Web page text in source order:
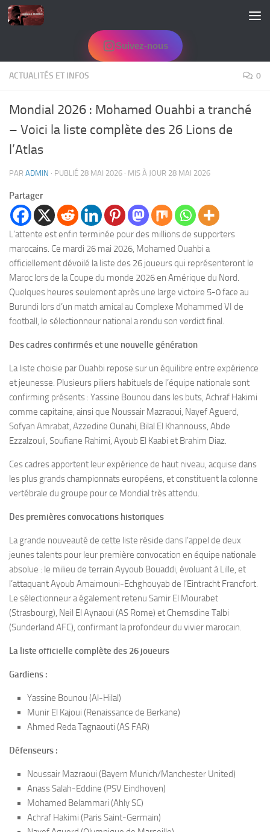
Skip to content
Suivez-nous
ACTUALITÉS ET INFOS 0
Mondial 2026 : Mohamed Ouahbi a tranché
– Voici la liste complète des 26 Lions de
l’Atlas
PAR ADMIN · PUBLIÉ 28 MAI 2026 · MIS À JOUR 28 MAI 2026
Partager
L’attente est enfin terminée pour des millions de supporters
marocains. Ce mardi 26 mai 2026, Mohamed Ouahbi a
officiellement dévoilé la liste des 26 joueurs qui représenteront le
Maroc lors de la Coupe du monde 2026 en Amérique du Nord.
Quelques heures seulement après une large victoire 5-0 face au
Burundi lors d’un match amical au Complexe Mohammed VI de
football, le sélectionneur national a rendu son verdict final.
Des cadres confirmés et une nouvelle génération
La liste choisie par Ouahbi repose sur un équilibre entre expérience
et jeunesse. Plusieurs piliers habituels de l’équipe nationale sont
confirming présents : Yassine Bounou dans les buts, Achraf Hakimi
comme capitaine, ainsi que Noussair Mazraoui, Nayef Aguerd,
Sofyan Amrabat, Azzedine Ounahi, Bilal El Khannouss, Abde
Ezzalzouli, Soufiane Rahimi, Ayoub El Kaabi et Brahim Diaz.
Ces cadres apportent leur expérience de haut niveau, acquise dans
les plus grands championnats européens, et constituent la colonne
vertébrale du groupe pour ce Mondial très attendu.
Des premières convocations historiques
La grande nouveauté de cette liste réside dans l’appel de deux
jeunes talents pour leur première convocation en équipe nationale
absolue : le milieu de terrain Ayyoub Bouaddi, évoluant à Lille, et
l’attaquant Ayoub Amaimouni-Echghouyab de l’Eintracht Francfort.
Le sélectionneur a également retenu Samir El Mourabet
(Strasbourg), Neil El Aynaoui (AS Rome) et Chemsdine Talbi
(Sunderland AFC), confirmant la profondeur du vivier marocain.
La liste officielle complète des 26 joueurs
Gardiens :
Yassine Bounou (Al-Hilal)
Munir El Kajoui (Renaissance de Berkane)
Ahmed Reda Tagnaouti (AS FAR)
Défenseurs :
Noussair Mazraoui (Bayern Munich/Manchester United)
Anass Salah-Eddine (PSV Eindhoven)
Mohamed Belammari (Ahly SC)
Achraf Hakimi (Paris Saint-Germain)